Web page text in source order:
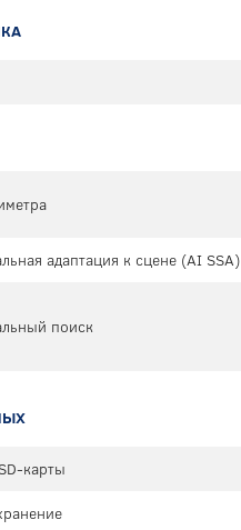
адаптация к сцене (AI SSA)
поиск
карты